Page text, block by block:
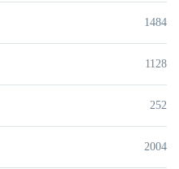
1484
1128
252
2004